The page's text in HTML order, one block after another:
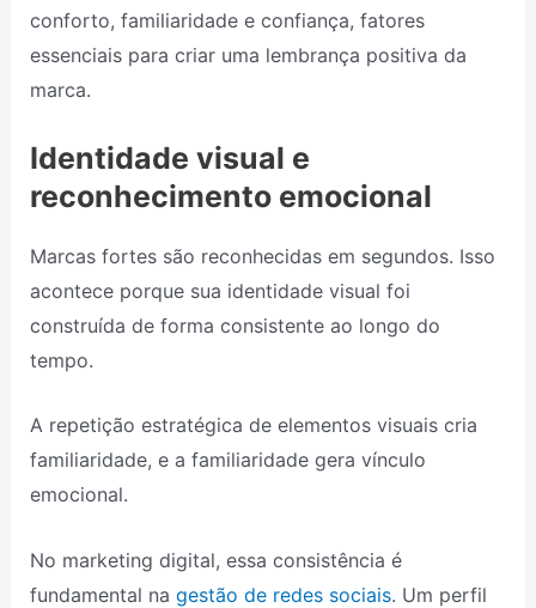
conforto, familiaridade e confiança, fatores
essenciais para criar uma lembrança positiva da
marca.
Identidade visual e
reconhecimento emocional
Marcas fortes são reconhecidas em segundos. Isso
acontece porque sua identidade visual foi
construída de forma consistente ao longo do
tempo.
A repetição estratégica de elementos visuais cria
familiaridade, e a familiaridade gera vínculo
emocional.
No marketing digital, essa consistência é
fundamental na gestão de redes sociais. Um perfil